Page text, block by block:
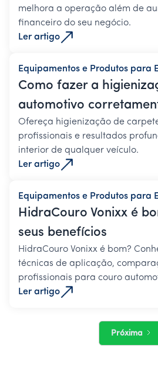
melhora a operação além de
financeiro do seu negócio.
Ler artigo
Equipamentos e Produtos para
Como fazer a
automotivo
Ofereça higienização de
profissionais e resultados
interior de qualquer veículo.
Ler artigo
Equipamentos e Produtos para
HidraCouro Vonixx é
seus benefícios
HidraCouro Vonixx é bom?
técnicas de aplicação,
profissionais para couro
Ler artigo
Próxima